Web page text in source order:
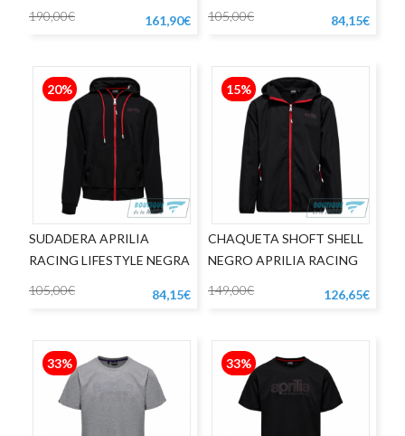
190,00€ 161,90€
105,00€
84,15€
20%
SUDADERA APRILIA
RACING LIFESTYLE NEGRA
105,00€
84,15€
15%
CHAQUETA SHOFT SHELL
NEGRO APRILIA RACING
149,00€ 126,65€
33% 33%